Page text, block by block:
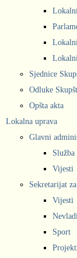
Sjednice
Odluke
Opšta akta
Lokalna uprava
Glavni
Vijesti
Sekretarijat
Vijesti
Sport